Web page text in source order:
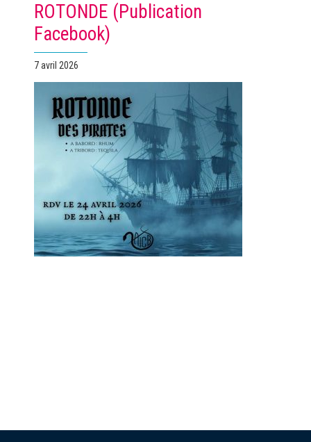
ROTONDE (Publication
Facebook)
Publié
7 avril 2026